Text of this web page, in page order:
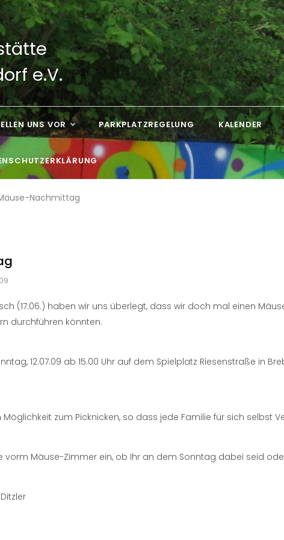
e.V.
UNS VOR PARKPLATZREGELUNG KALENDER
Nachmittag
(17.06.) haben wir uns überlegt, dass wir doch mal einen
durchführen könnten.
12.07.09 ab 15.00 Uhr auf dem Spielplatz Riesenstraße in
zum Picknicken, so dass jede Familie für sich selbst
vorm Mäuse-Zimmer ein, ob Ihr an dem Sonntag dabei seid